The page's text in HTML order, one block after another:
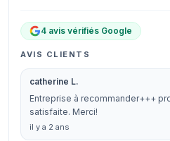
4 avis vérifiés Google
AVIS CLIENTS
catherine L.
Entreprise à recommander+++
satisfaite. Merci!
il y a 2 ans